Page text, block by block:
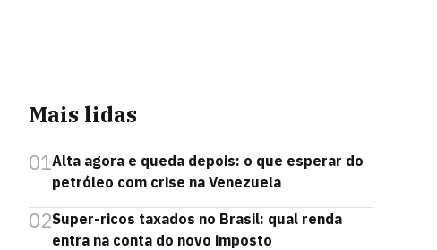
Mais lidas
01Alta agora e queda depois: o que esperar do
petróleo com crise na Venezuela
02Super-ricos taxados no Brasil: qual renda
entra na conta do novo imposto